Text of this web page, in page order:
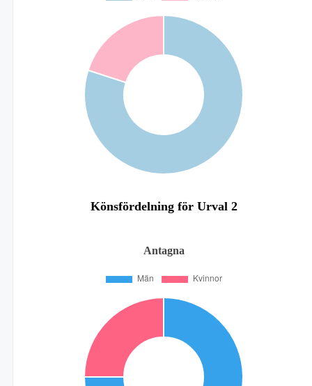
Könsfördelning för Urval 2
Antagna